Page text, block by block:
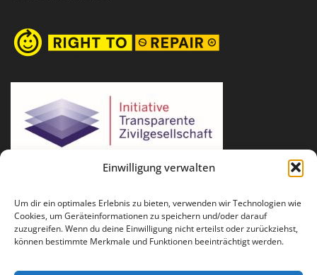
Einwilligung verwalten
Um dir ein optimales Erlebnis zu bieten, verwenden wir Technologien wie
Cookies, um Geräteinformationen zu speichern und/oder darauf
zuzugreifen. Wenn du deine Einwilligung nicht erteilst oder zurückziehst,
können bestimmte Merkmale und Funktionen beeinträchtigt werden.